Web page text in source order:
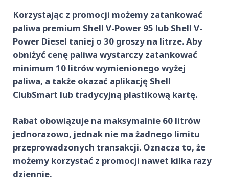
Korzystając z promocji możemy zatankować
paliwa premium Shell V-Power 95 lub Shell V-
Power Diesel taniej o 30 groszy na litrze. Aby
obniżyć cenę paliwa wystarczy zatankować
minimum 10 litrów wymienionego wyżej
paliwa, a także okazać aplikację Shell
ClubSmart lub tradycyjną plastikową kartę.
Rabat obowiązuje na maksymalnie 60 litrów
jednorazowo, jednak nie ma żadnego limitu
przeprowadzonych transakcji. Oznacza to, że
możemy korzystać z promocji nawet kilka razy
dziennie.